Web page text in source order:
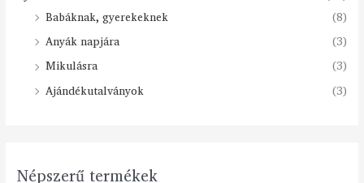
Babáknak, gyerekeknek
(8)
Anyák napjára
(3)
Mikulásra
(3)
Ajándékutalványok
(3)
Népszerű termékek